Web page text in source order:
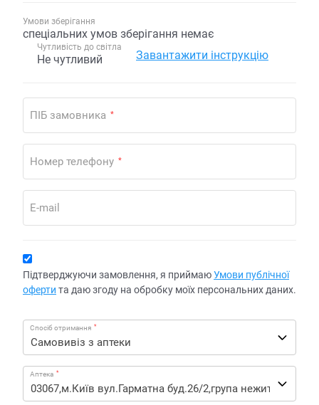
Умови зберігання
спеціальних умов зберігання немає
Чутливість до світла
Не чутливий Завантажити інструкцію
ПІБ замовника *
Номер телефону *
E-mail
Підтверджуючи замовлення, я приймаюУмови публічної
оферти та даю згоду на обробку моїх персональних даних.
Спосіб отримання *
Аптека *